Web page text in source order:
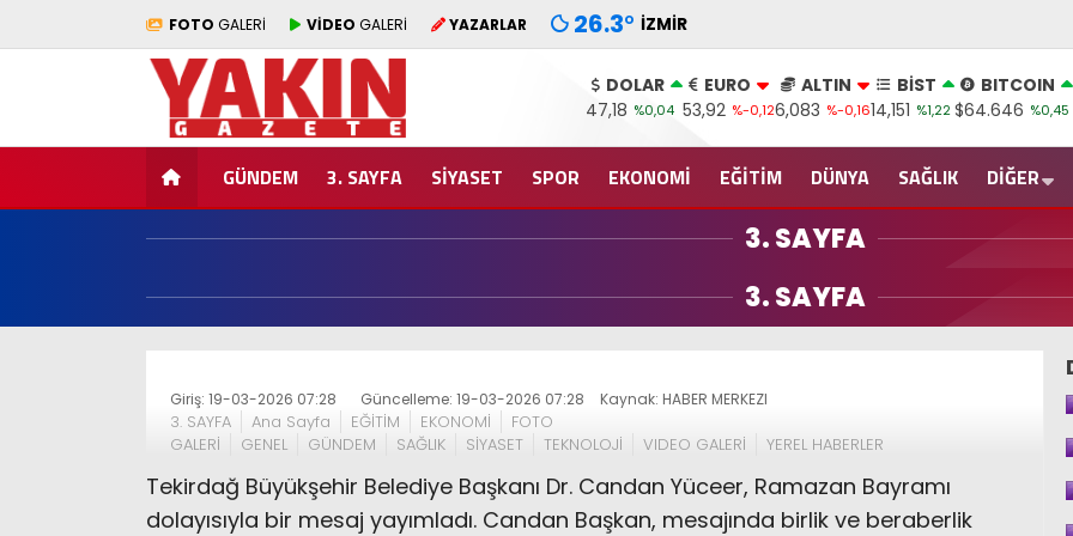
FOTO GALERİ VİDEO GALERİ YAZARLAR 26.3° İZMIR
DOLAR
47,18 %0,04
EURO
53,92 %-0,12
ALTIN
6,083 %-0,16
BİST
14,151 %1,22
BITCOIN
$64.646 %0,45
GÜNDEM 3. SAYFA SİYASET SPOR EKONOMİ EĞİTİM DÜNYA SAĞLIK DİĞER
3. SAYFA
3. SAYFA
Giriş: 19-03-2026 07:28 Güncelleme: 19-03-2026 07:28 Kaynak: HABER MERKEZI
3. SAYFA Ana Sayfa EĞİTİM EKONOMİ
FOTO
GALERİ
GENEL GÜNDEM SAĞLIK SİYASET TEKNOLOJİ VIDEO GALERİ YEREL HABERLER
Tekirdağ Büyükşehir Belediye Başkanı Dr. Candan Yüceer, Ramazan Bayramı
dolayısıyla bir mesaj yayımladı. Candan Başkan, mesajında birlik ve beraberlik